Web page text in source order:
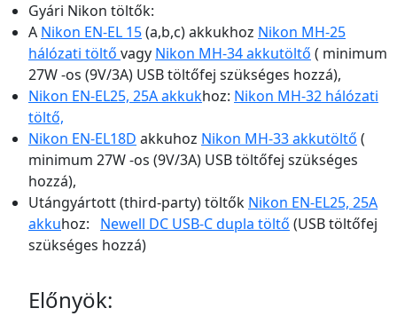
Gyári Nikon töltők:
A Nikon EN-EL 15(a,b,c) akkukhoz Nikon MH-25
hálózati töltő vagy Nikon MH-34 akkutöltő ( minimum
27W -os (9V/3A) USB töltőfej szükséges hozzá),
Nikon EN-EL25, 25A akkukhoz: Nikon MH-32 hálózati
töltő,
Nikon EN-EL18D akkuhoz Nikon MH-33 akkutöltő (
minimum 27W -os (9V/3A) USB töltőfej szükséges
hozzá),
Utángyártott (third-party) töltők Nikon EN-EL25, 25A
akkuhoz: Newell DC USB-C dupla töltő (USB töltőfej
szükséges hozzá)
Előnyök: